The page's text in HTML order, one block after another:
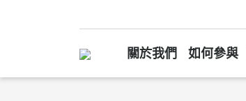
關於我們 如何參與